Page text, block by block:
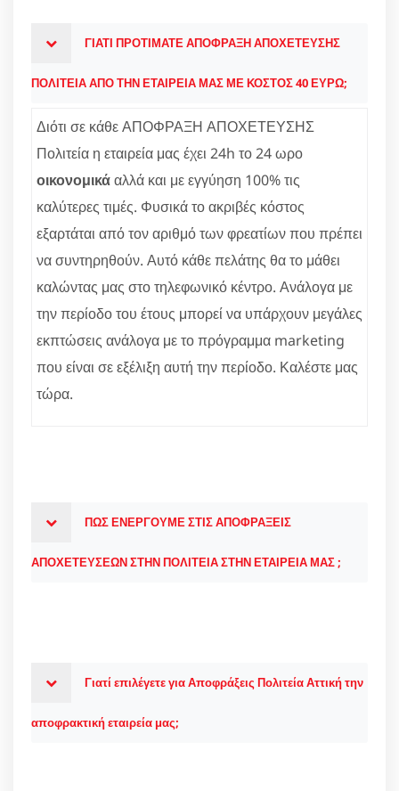
ΓΙΑΤΙ ΠΡΟΤΙΜΑΤΕ ΑΠΟΦΡΑΞΗ ΑΠΟΧΕΤΕΥΣΗΣ
ΠΟΛΙΤΕΙΑ ΑΠΟ ΤΗΝ ΕΤΑΙΡΕΙΑ ΜΑΣ ΜΕ ΚΟΣΤΟΣ 40 ΕΥΡΩ;
Διότι σε κάθε ΑΠΟΦΡΑΞΗ ΑΠΟΧΕΤΕΥΣΗΣ
Πολιτεία η εταιρεία μας έχει 24h το 24 ωρο
οικονομικάαλλά και με εγγύηση 100% τις
καλύτερες τιμές. Φυσικά το ακριβές κόστος
εξαρτάται από τον αριθμό των φρεατίων που πρέπει
να συντηρηθούν. Αυτό κάθε πελάτης θα το μάθει
καλώντας μας στο τηλεφωνικό κέντρο. Ανάλογα με
την περίοδο του έτους μπορεί να υπάρχουν μεγάλες
εκπτώσεις ανάλογα με το πρόγραμμα marketing
που είναι σε εξέλιξη αυτή την περίοδο. Καλέστε μας
τώρα.
ΠΩΣ ΕΝΕΡΓΟΥΜΕ ΣΤΙΣ ΑΠΟΦΡΑΞΕΙΣ
ΑΠΟΧΕΤΕΥΣΕΩΝ ΣΤΗΝ ΠΟΛΙΤΕΙΑ ΣΤΗΝ ΕΤΑΙΡΕΙΑ ΜΑΣ ;
Γιατί επιλέγετε για Αποφράξεις Πολιτεία Αττική την
αποφρακτική εταιρεία μας;